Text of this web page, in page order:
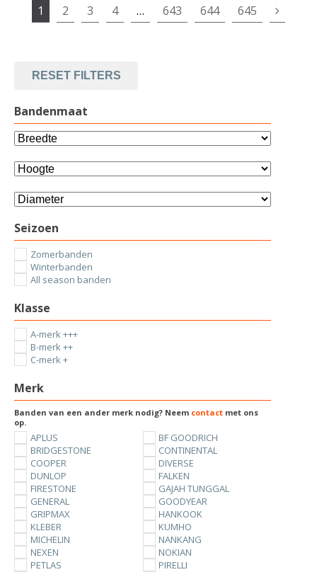
1 2 3 4 … 643 644 645
RESET FILTERS
Bandenmaat
Seizoen
Zomerbanden
Winterbanden
All season banden
Klasse
A-merk +++
B-merk ++
C-merk +
Merk
Banden van een ander merk nodig? Neem contact met ons
op.
APLUS
BF GOODRICH
BRIDGESTONE
CONTINENTAL
COOPER
DIVERSE
DUNLOP
FALKEN
FIRESTONE
GAJAH TUNGGAL
GENERAL
GOODYEAR
GRIPMAX
HANKOOK
KLEBER
KUMHO
MICHELIN
NANKANG
NEXEN
NOKIAN
PETLAS
PIRELLI